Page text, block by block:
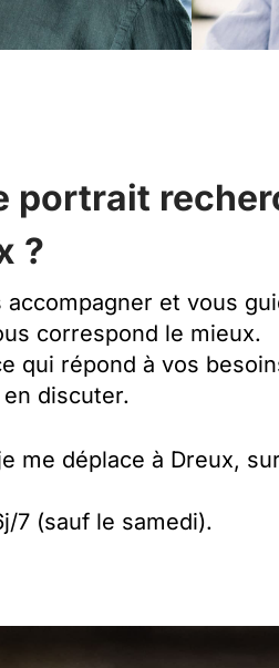
portrait
?
et vous
correspond le mieux.
qui répond à vos
discuter.
me déplace à Dreux,
7 (sauf le samedi).